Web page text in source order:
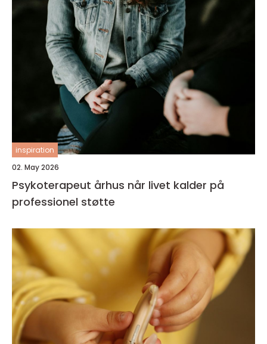
inspiration
02. May 2026
Psykoterapeut århus når livet kalder på
professionel støtte